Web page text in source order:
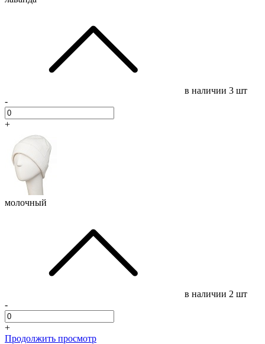
в наличии 3 шт
-
+
молочный
в наличии 2 шт
-
+
Продолжить просмотр